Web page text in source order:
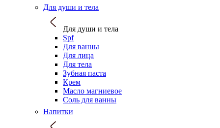
Для души и тела
Для души и тела
Spf
Для ванны
Для лица
Для тела
Зубная паста
Крем
Масло магниевое
Соль для ванны
Напитки